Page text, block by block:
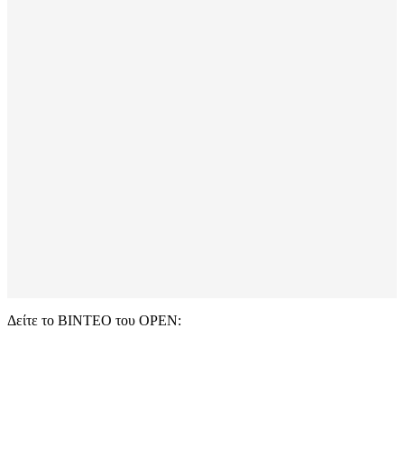
Δείτε το ΒΙΝΤΕΟ του OPEN: